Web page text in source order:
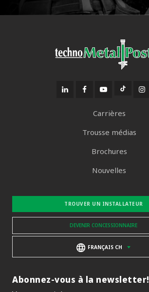
Carrières
Trousse médias
Brochures
Nouvelles
TROUVER UN INSTALLATEUR
DEVENIR CONCESSIONNAIRE
FRANÇAIS CH
Abonnez-vous à la newsletter!